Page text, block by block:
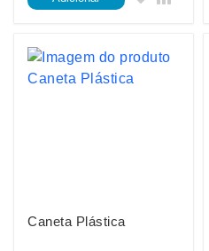
Caneta Plástica